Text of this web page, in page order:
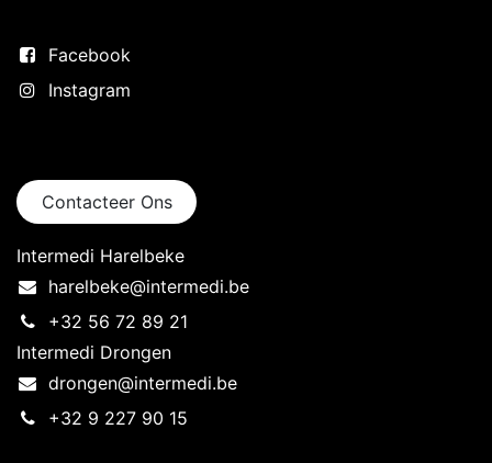
Facebook
Instagram
Contacteer Ons
Intermedi Harelbeke
harelbeke@intermedi.be
+32 56 72 89 21
Intermedi Drongen
drongen@intermedi.be
+32 9 227 90 15